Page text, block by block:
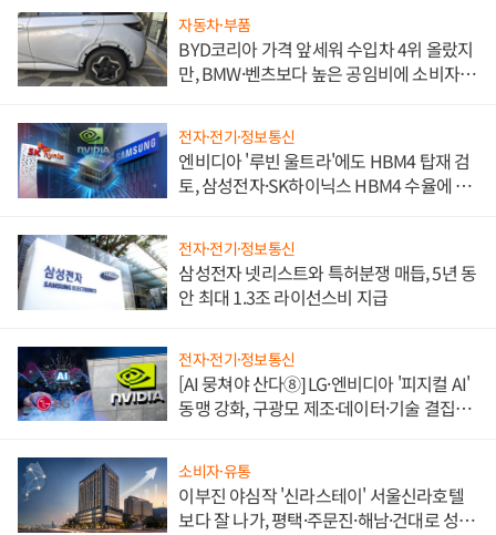
자동차·부품
BYD코리아 가격 앞세워 수입차 4위 올랐지
만, BMW·벤츠보다 높은 공임비에 소비자
전자·전기·정보통신
엔비디아 '루빈 울트라'에도 HBM4 탑재 검
토, 삼성전자·SK하이닉스 HBM4 수율에 주
전자·전기·정보통신
삼성전자 넷리스트와 특허분쟁 매듭, 5년 동
안 최대 1.3조 라이선스비 지급
전자·전기·정보통신
[AI 뭉쳐야 산다⑧] LG·엔비디아 '피지컬 AI'
동맹 강화, 구광모 제조·데이터·기술 결집
소비자·유통
이부진 야심작 '신라스테이' 서울신라호텔
보다 잘 나가, 평택·주문진·해남·건대로 성